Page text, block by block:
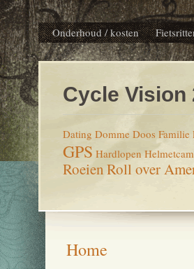
Onderhoud / kosten
Cycle Vision
Dating Domme Doos Familie
GPS Hardlopen Helmetcam
RoeienRoll over
Home